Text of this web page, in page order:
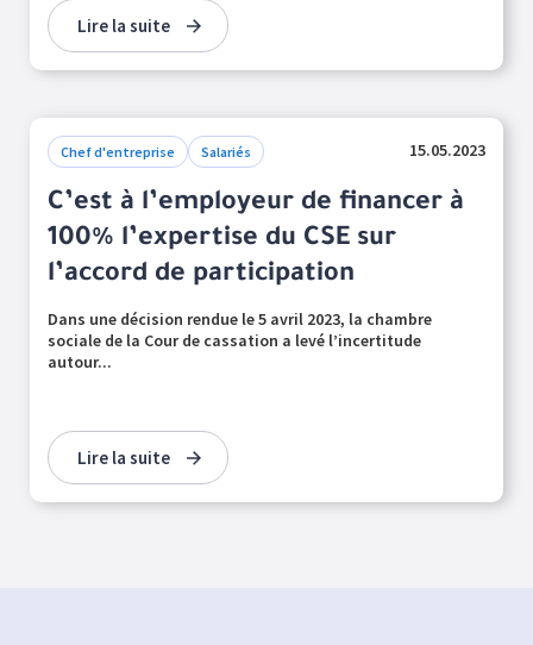
Lire la suite
Chef d'entreprise Salariés 15.05.2023
C’est à l’employeur de financer à
100% l’expertise du CSE sur
l’accord de participation
Dans une décision rendue le 5 avril 2023, la chambre
sociale de la Cour de cassation a levé l’incertitude
autour...
Lire la suite